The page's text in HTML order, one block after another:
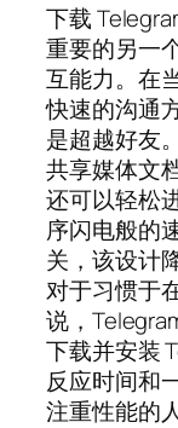
下载
重要的另一
互能力。在
快速的沟通
是超越好友
共享媒体文
还可以轻松
序闪电般的
关，该设计
对于习惯于
说，
下载并安装
反应时间和
注重性能的